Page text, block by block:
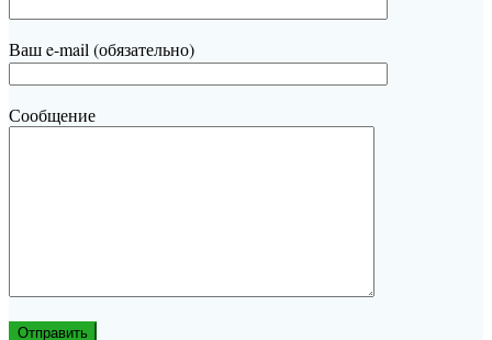
Ваш e-mail (обязательно)
Сообщение